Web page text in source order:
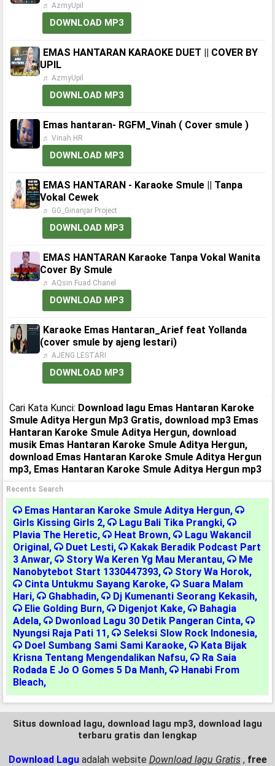
♬ AzmyUpil
DOWNLOAD MP3
EMAS HANTARAN KARAOKE DUET || COVER BY
UPIL
♬ AzmyUpil
DOWNLOAD MP3
Emas hantaran- RGFM_Vinah ( Cover smule )
♬ Vinah HR
DOWNLOAD MP3
EMAS HANTARAN - Karaoke Smule || Tanpa
Vokal Cewek
♬ GG_Ginanjar Project
DOWNLOAD MP3
EMAS HANTARAN Karaoke Tanpa Vokal Wanita
Cover By Smule
♬ AQsin Fuad Chanel
DOWNLOAD MP3
Karaoke Emas Hantaran_Arief feat Yollanda
(cover smule by ajeng lestari)
♬ AJENG LESTARI
DOWNLOAD MP3
Cari Kata Kunci: Download lagu Emas Hantaran Karoke
Smule Aditya Hergun Mp3 Gratis, download mp3 Emas
Hantaran Karoke Smule Aditya Hergun, download
musik Emas Hantaran Karoke Smule Aditya Hergun,
download Emas Hantaran Karoke Smule Aditya Hergun
mp3, Emas Hantaran Karoke Smule Aditya Hergun mp3
Recents Search
Emas Hantaran Karoke Smule Aditya Hergun,
Girls Kissing Girls 2, Lagu Bali Tika Prangki,
Plavia The Heretic, Heat Brown,
Lagu Wakancil
Original, Duet Lesti,
Kakak Beradik Podcast Part
3 Anwar, Story Wa Keren Yg Mau Merantau,
Me
Nanobytebot Start 1330447393, Story Wa Horok,
Cinta Untukmu Sayang Karoke,
Suara Malam
Hari, Ghabhadin, Dj Kumenanti Seorang Kekasih,
Elie Golding Burn, Digenjot Kake,
Bahagia
Adela, Dwonload Lagu 30 Detik Pangeran Cinta,
Nyungsi Raja Pati 11, Seleksi Slow Rock Indonesia,
Doel Sumbang Sami Sami Karaoke,
Kata Bijak
Krisna Tentang Mengendalikan Nafsu,
Ra Saia
Rodada E Jo O Gomes 5 Da Manh,
Hanabi From
Bleach,
Situs download lagu, download lagu mp3, download lagu
terbaru gratis dan lengkap
Download Lagu adalah website Download lagu Gratis , free